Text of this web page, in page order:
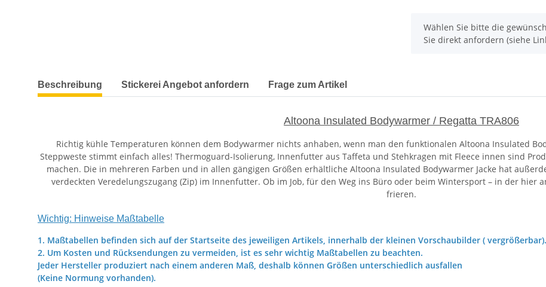
x
Wählen Sie bitte die
Sie direkt anfordern (siehe
weitere Registerkarten anzeigen
Beschreibung Stickerei Angebot anfordern Frage zum Artikel
Altoona Insulated Bodywarmer / Regatta TRA806
Richtig kühle Temperaturen können dem Bodywarmer nichts anhaben, wenn man den funktionalen Altoona Insulated
Steppweste stimmt einfach alles! Thermoguard-Isolierung, Innenfutter aus Taffeta und Stehkragen mit Fleece innen sind
machen. Die in mehreren Farben und in allen gängigen Größen erhältliche Altoona Insulated Bodywarmer Jacke hat
verdeckten Veredelungszugang (Zip) im Innenfutter. Ob im Job, für den Weg ins Büro oder beim Wintersport – in der hier
frieren.
Wichtig: Hinweise Maßtabelle
1. Maßtabellen befinden sich auf der Startseite des jeweiligen Artikels, innerhalb der kleinen Vorschaubilder ( vergrößerbar).
2. Um Kosten und Rücksendungen zu vermeiden, ist es sehr wichtig Maßtabellen zu beachten.
Jeder Hersteller produziert nach einem anderen Maß, deshalb können Größen unterschiedlich ausfallen
(Keine Normung vorhanden).